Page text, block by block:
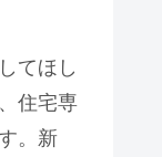
てほし
住宅専
。新